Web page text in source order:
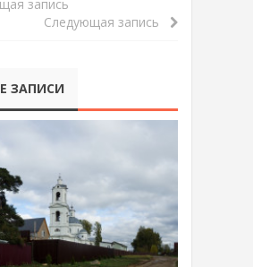
запись
Следующая запись
ЗАПИСИ